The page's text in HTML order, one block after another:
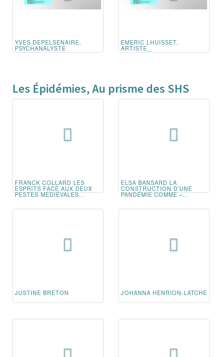
YVES DEPELSENAIRE,
PSYCHANALYSTE
EMERIC LHUISSET,
ARTISTE_
Les Épidémies, Au prisme des SHS
FRANCK COLLARD LES
ESPRITS FACE AUX DEUX
PESTES MÉDIÉVALES...
ELSA BANSARD LA
CONSTRUCTION D’UNE
PANDÉMIE COMME «...
JUSTINE BRETON JOHANNA HENRION-LATCHE